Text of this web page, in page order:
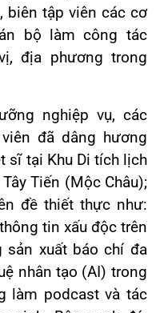
biên tập viên các cơ
bộ làm công tác
địa phương trong
nghiệp vụ, các
đã dâng hương
sĩ tại Khu Di tích lịch
Tiến (Mộc Châu);
đề thiết thực như:
tin xấu độc trên
sản xuất báo chí đa
nhân tạo (AI) trong
làm podcast và tác